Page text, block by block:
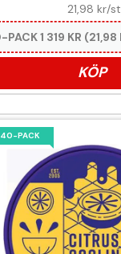
21,98 kr/st
KÖP
40-PACK